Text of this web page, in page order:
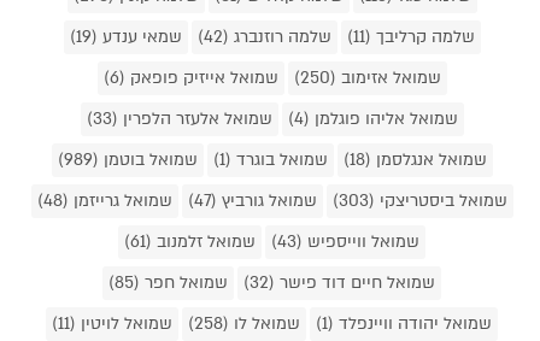
שלמה קרליבך (11)
שלמה רוזנברג (42)
שמאי ענדע (19)
שמואל אזימוב (250)
שמואל אייזיק פופאק (6)
שמואל אליהו פוגלמן (4)
שמואל אלעזר הלפרין (33)
שמואל אנגלסמן (18)
שמואל בוגרד (1)
שמואל בוטמן (989)
שמואל ביסטריצקי (303)
שמואל גורביץ (47)
שמואל גרייזמן (48)
שמואל ווייספיש (43)
שמואל זלמנוב (61)
שמואל חיים דוד פישר (32)
שמואל חפר (85)
שמואל יהודה וויינפלד (1)
שמואל לו (258)
שמואל לויטין (11)